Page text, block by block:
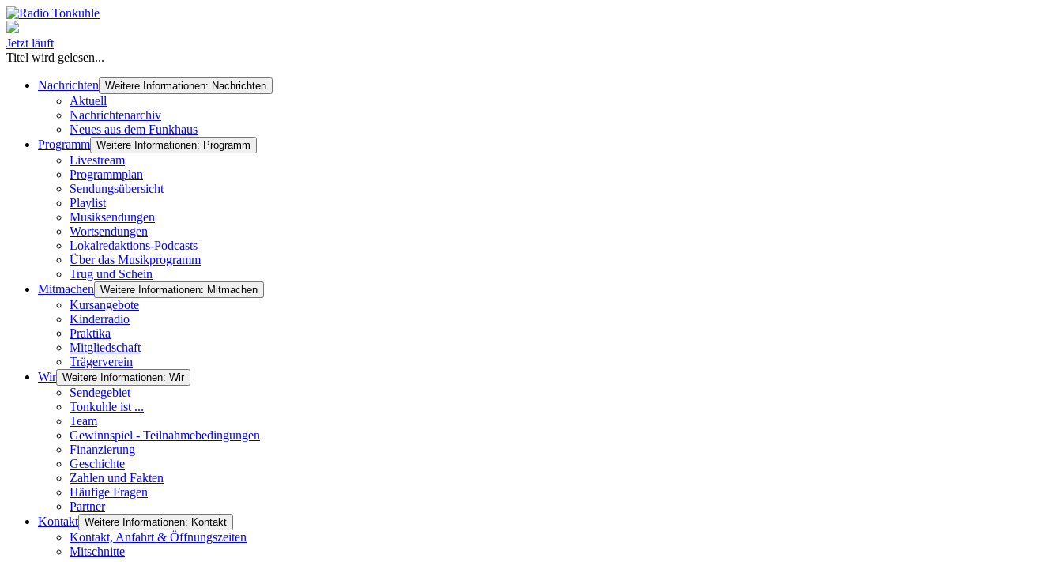
Jetzt läuft
Titel wird gelesen...
Nachrichten Weitere Informationen: Nachrichten
Aktuell
Nachrichtenarchiv
Neues aus dem Funkhaus
Programm Weitere Informationen: Programm
Livestream
Programmplan
Sendungsübersicht
Playlist
Musiksendungen
Wortsendungen
Lokalredaktions-Podcasts
Über das Musikprogramm
Trug und Schein
Mitmachen Weitere Informationen: Mitmachen
Kursangebote
Kinderradio
Praktika
Mitgliedschaft
Trägerverein
Wir Weitere Informationen: Wir
Sendegebiet
Tonkuhle ist ...
Team
Gewinnspiel - Teilnahmebedingungen
Finanzierung
Geschichte
Zahlen und Fakten
Häufige Fragen
Partner
Kontakt Weitere Informationen: Kontakt
Kontakt, Anfahrt & Öffnungszeiten
Mitschnitte